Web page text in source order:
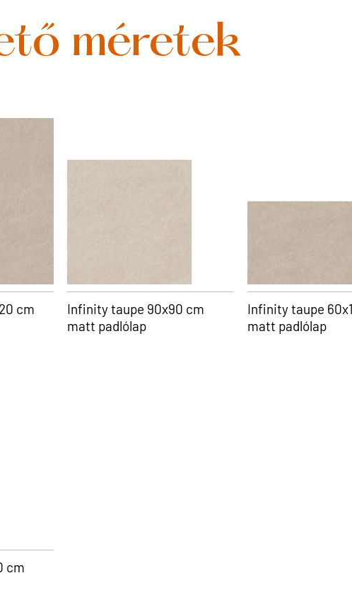
méretek
cm
Infinity taupe 90x90 cm
matt padlólap
Infinity taupe
matt padlólap
cm